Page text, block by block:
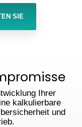
SIE
Ihrer
kalkulierbare
und